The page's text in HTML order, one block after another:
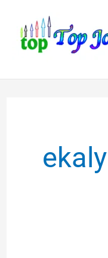
content